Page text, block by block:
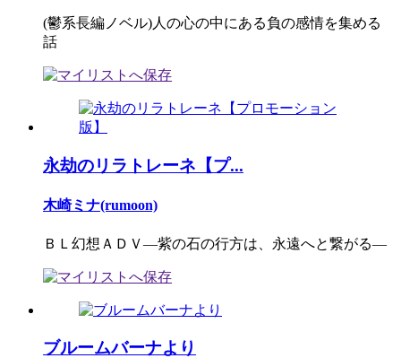
(鬱系長編ノベル)人の心の中にある負の感情を集める
話
永劫のリラトレーネ【プ...
木崎ミナ(rumoon)
ＢＬ幻想ＡＤＶ―紫の石の行方は、永遠へと繋がる―
ブルームバーナより